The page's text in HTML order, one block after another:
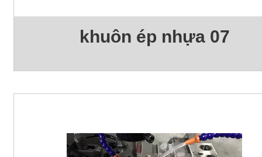
khuôn ép nhựa 07